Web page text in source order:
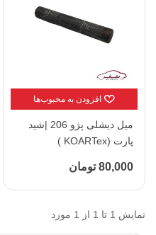
افزودن به محبوب‌ها
میل دیشلی پژو 206 |شید
پارت (KOARTex )
80,000 تومان
نمایش 1 تا 1 از 1 مورد